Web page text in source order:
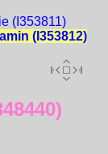
(I353811)
(I353812)